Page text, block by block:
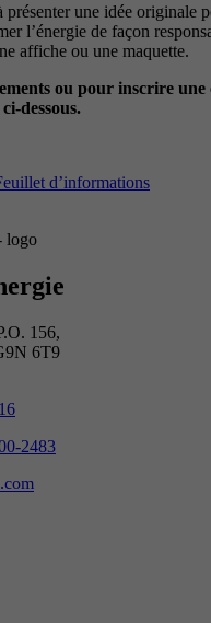
présenter une idée originale
l’énergie de façon
affiche ou une maquette.
ou pour inscrire une
dessous.
d’informations
156,
6T9
2483